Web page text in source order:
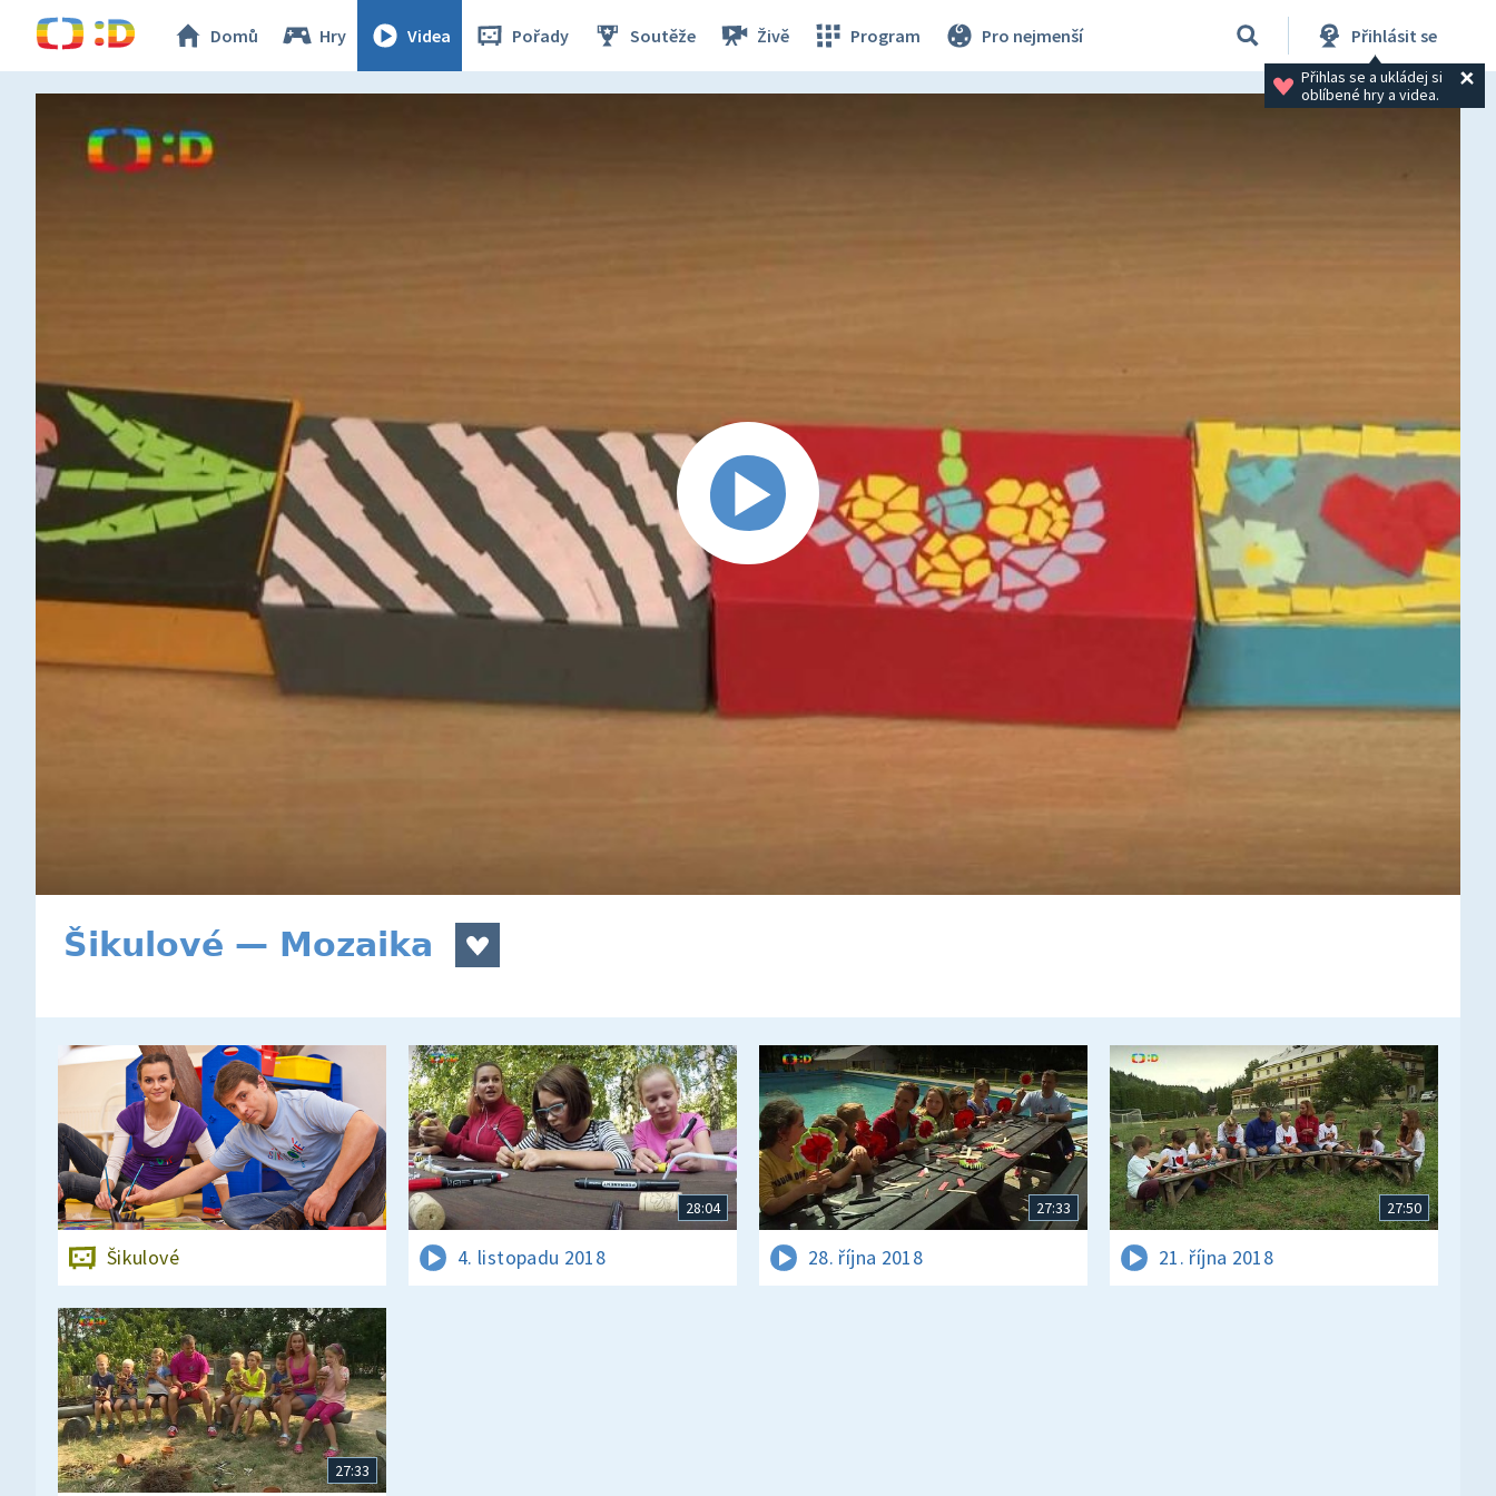
Domů Hry Videa Pořady Soutěže Živě Program Pro nejmenší Přihlásit se
Přihlas se a ukládej si
oblíbené hry a videa.
Šikulové — Mozaika
Šikulové
28:04
4. listopadu 2018
27:33
28. října 2018
27:50
21. října 2018
27:33